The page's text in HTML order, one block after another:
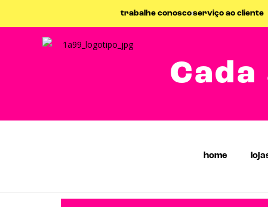
trabalhe conoscoserviço ao cliente
home